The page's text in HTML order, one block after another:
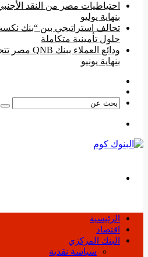
بنهاية يوليو
تحالف استراتيجي بين “بنك
حلول تأمينية متكاملة
بنهاية يونيو
بحث
الرئيسية
اقتصاد
البنك المركزي
سياسة نقدية